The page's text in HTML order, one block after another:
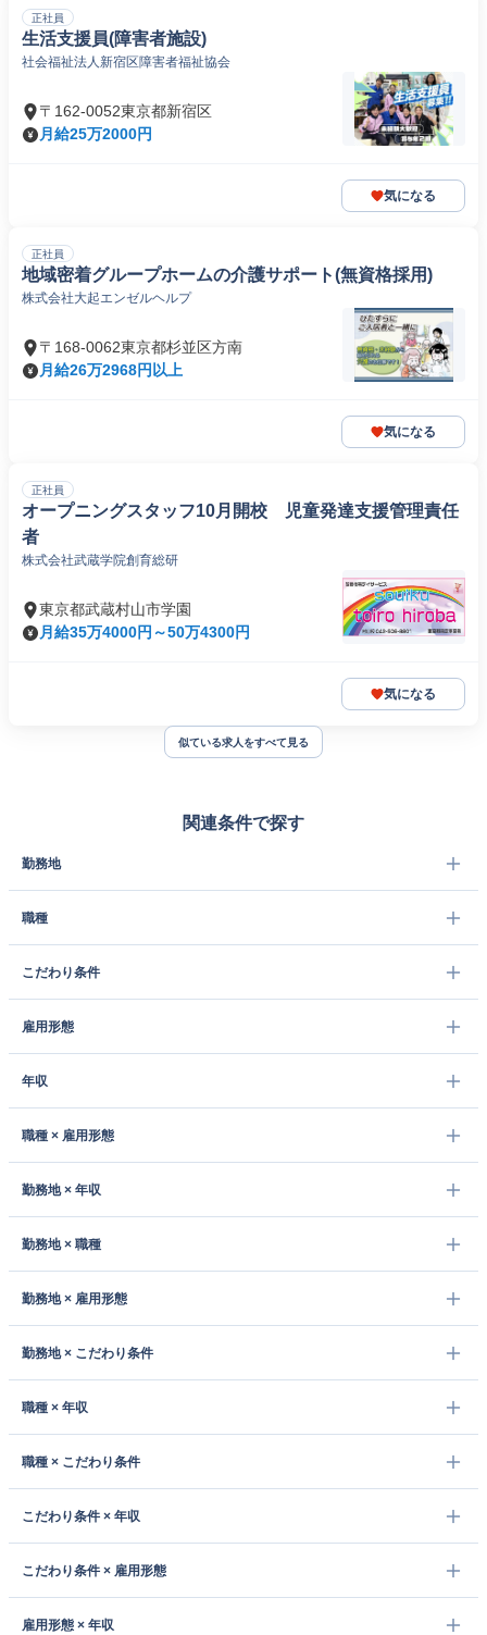
正社員
生活支援員(障害者施設)
社会福祉法人新宿区障害者福祉協会
〒162-0052東京都新宿区
月給25万2000円
気になる
正社員
地域密着グループホームの介護サポート(無資格採用)
株式会社大起エンゼルヘルプ
〒168-0062東京都杉並区方南
月給26万2968円以上
気になる
正社員
オープニングスタッフ10月開校 児童発達支援管理責任
者
株式会社武蔵学院創育総研
東京都武蔵村山市学園
月給35万4000円～50万4300円
気になる
似ている求人をすべて見る
関連条件で探す
勤務地
職種
こだわり条件
雇用形態
年収
職種 × 雇用形態
勤務地 × 年収
勤務地 × 職種
勤務地 × 雇用形態
勤務地 × こだわり条件
職種 × 年収
職種 × こだわり条件
こだわり条件 × 年収
こだわり条件 × 雇用形態
雇用形態 × 年収